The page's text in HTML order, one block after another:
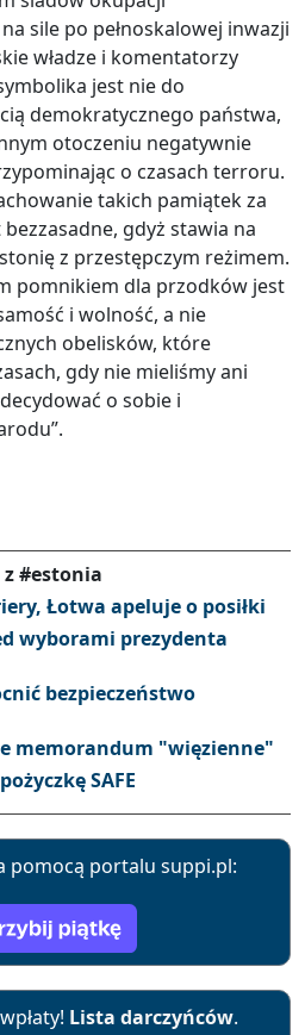
sile po pełnoskalowej inwazji
władze i komentatorzy
jest nie do
demokratycznego państwa,
otoczeniu negatywnie
o czasach terroru.
takich pamiątek za
gdyż stawia na
z przestępczym reżimem.
pomnikiem dla przodków jest
i wolność, a nie
obelisków, które
gdy nie mieliśmy ani
o sobie i
#estonia
Łotwa apeluje o posiłki
wyborami prezydenta
bezpieczeństwo
memorandum "więzienne"
SAFE
pomocą portalu suppi.pl:
Lista darczyńców.